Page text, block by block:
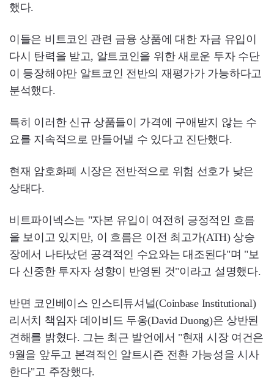
했다.
이들은 비트코인 관련 금융 상품에 대한 자금 유입이
다시 탄력을 받고, 알트코인을 위한 새로운 투자 수단
이 등장해야만 알트코인 전반의 재평가가 가능하다고
분석했다.
특히 이러한 신규 상품들이 가격에 구애받지 않는 수
요를 지속적으로 만들어낼 수 있다고 진단했다.
현재 암호화폐 시장은 전반적으로 위험 선호가 낮은
상태다.
비트파이넥스는 "자본 유입이 여전히 긍정적인 흐름
을 보이고 있지만, 이 흐름은 이전 최고가(ATH) 상승
장에서 나타났던 공격적인 수요와는 대조된다"며 "보
다 신중한 투자자 성향이 반영된 것"이라고 설명했다.
반면 코인베이스 인스티튜셔널(Coinbase Institutional)
리서치 책임자 데이비드 두옹(David Duong)은 상반된
견해를 밝혔다. 그는 최근 발언에서 "현재 시장 여건은
9월을 앞두고 본격적인 알트시즌 전환 가능성을 시사
한다"고 주장했다.